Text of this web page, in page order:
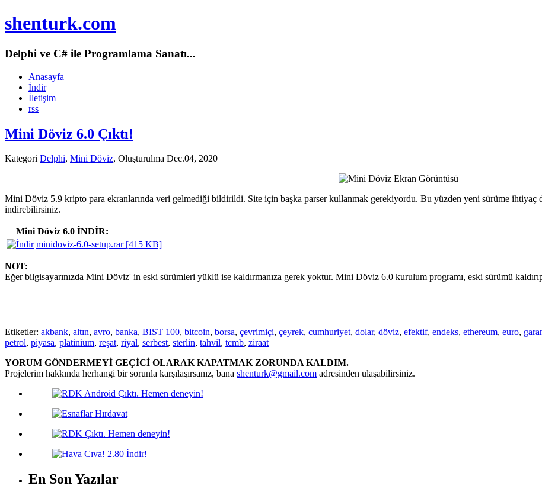
shenturk.com
Delphi ve C# ile Programlama Sanatı...
Anasayfa
İndir
İletişim
rss
Mini Döviz 6.0 Çıktı!
Kategori Delphi, Mini Döviz, Oluşturulma Dec.04, 2020
Mini Döviz 5.9 kripto para ekranlarında veri gelmediği bildirildi. Site için başka parser kullanmak gerekiyordu. Bu yüzden yeni sürüme ihtiyaç
indirebilirsiniz.
Mini Döviz 6.0 İNDİR:
minidoviz-6.0-setup.rar [415 KB]
NOT:
Eğer bilgisayarınızda Mini Döviz' in eski sürümleri yüklü ise kaldırmanıza gerek yoktur. Mini Döviz 6.0 kurulum programı, eski sürümü
Etiketler: akbank, altın, avro, banka, BIST 100, bitcoin, borsa, çevrimiçi, çeyrek, cumhuriyet, dolar, döviz, efektif, endeks, ethereum, euro,
petrol, piyasa, platinium, reşat, riyal, serbest, sterlin, tahvil, tcmb, ziraat
YORUM GÖNDERMEYİ GEÇİCİ OLARAK KAPATMAK ZORUNDA KALDIM.
Projelerim hakkında herhangi bir sorunla karşılaşırsanız, bana shenturk@gmail.com adresinden ulaşabilirsiniz.
En Son Yazılar